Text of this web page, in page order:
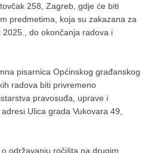
258, Zagreb, gdje će biti
predmetima, koja su zakazana za
do okončanja radova i
pisarnica Općinskog građanskog
radova biti privremeno
pravosuđa, uprave i
Ulica grada Vukovara 49,
održavanju ročišta na drugim